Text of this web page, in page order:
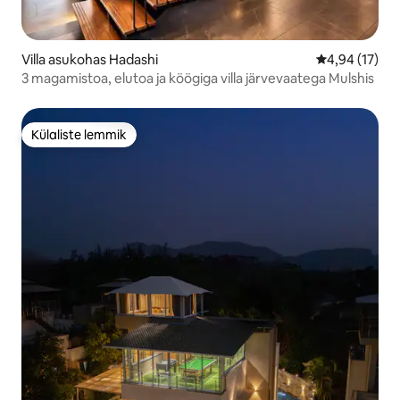
Villa asukohas Hadashi Keskmine
4,94 (17)
3 magamistoa, elutoa ja köögiga villa järvevaatega Mulshis
Külaliste lemmik
Külaliste lemmik